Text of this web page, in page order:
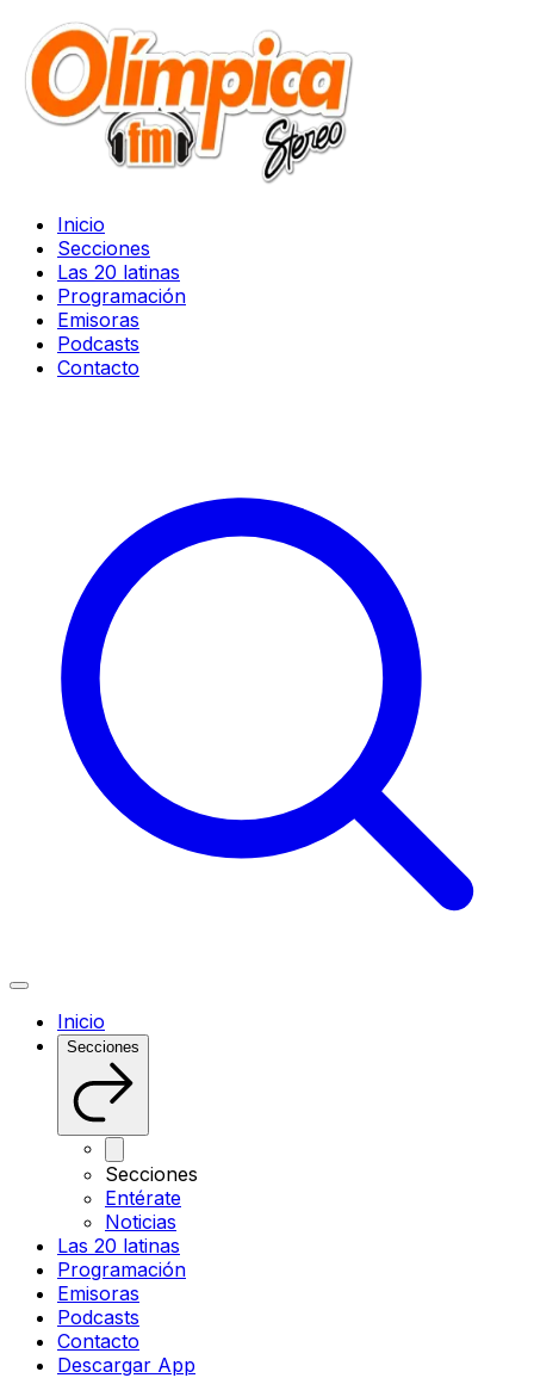
Inicio
Secciones
Las 20 latinas
Programación
Emisoras
Podcasts
Contacto
Inicio
Secciones
Secciones
Entérate
Noticias
Las 20 latinas
Programación
Emisoras
Podcasts
Contacto
Descargar App